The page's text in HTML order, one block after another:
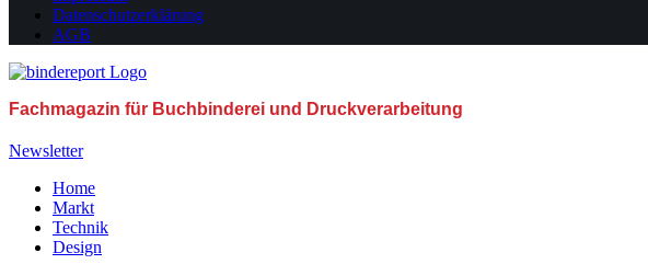
Datenschutzerklärung
AGB
Fachmagazin für Buchbinderei und Druckverarbeitung
Newsletter
Home
Markt
Technik
Design